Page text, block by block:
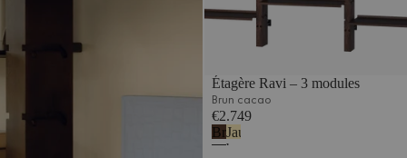
Étagère Ravi – 3 modules
Brun cacao
€2.749
Brun
cacao
Jaune
beurre